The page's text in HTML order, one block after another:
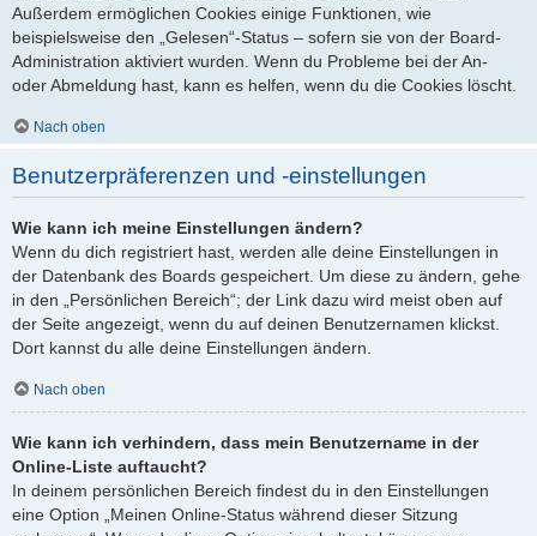
Außerdem ermöglichen Cookies einige Funktionen, wie
beispielsweise den „Gelesen“-Status – sofern sie von der Board-
Administration aktiviert wurden. Wenn du Probleme bei der An-
oder Abmeldung hast, kann es helfen, wenn du die Cookies löscht.
Nach oben
Benutzerpräferenzen und -einstellungen
Wie kann ich meine Einstellungen ändern?
Wenn du dich registriert hast, werden alle deine Einstellungen in
der Datenbank des Boards gespeichert. Um diese zu ändern, gehe
in den „Persönlichen Bereich“; der Link dazu wird meist oben auf
der Seite angezeigt, wenn du auf deinen Benutzernamen klickst.
Dort kannst du alle deine Einstellungen ändern.
Nach oben
Wie kann ich verhindern, dass mein Benutzername in der
Online-Liste auftaucht?
In deinem persönlichen Bereich findest du in den Einstellungen
eine Option „Meinen Online-Status während dieser Sitzung